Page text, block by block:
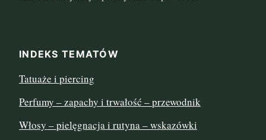
sierpień 2022
lipiec 2022
INDEKS TEMATÓW
Tatuaże i piercing
Perfumy – zapachy i trwałość – przewodnik
Włosy – pielęgnacja i rutyna – wskazówki